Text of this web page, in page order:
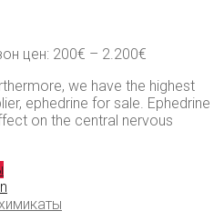
цен: 200€ – 2.200€
we have the highest
ephedrine for sale. Ephedrine
on the central nervous